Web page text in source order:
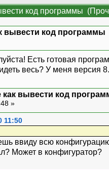
код программы
вывести код программы
Есть готовая
весь? У меня
как вывести код
»
11:50
ввиду всю
Может в конфигуратор?